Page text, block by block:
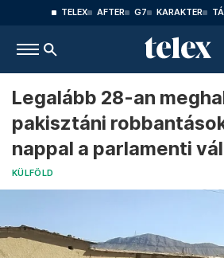
TELEX AFTER G7 KARAKTER
Legalább 28-an
pakisztáni
nappal a parlamenti
KÜLFÖLD